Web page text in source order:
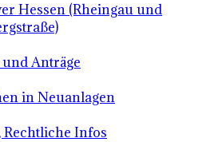
Hessen (Rheingau und
Anträge
in Neuanlagen
Rechtliche Infos